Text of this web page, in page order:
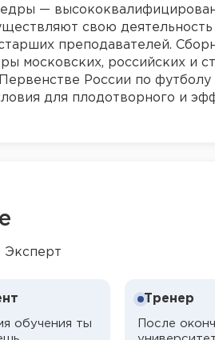
—
свою
старших преподавателей.
московских, российских и
России по
для плодотворного и
обучения ты
Тренер
После